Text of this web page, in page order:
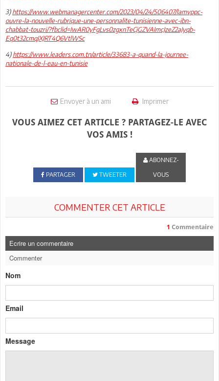
3)https://www.webmanagercenter.com/2023/04/24/506407/lamvppc-
ouvre-la-nouvelle-rubrique-une-personnalite-tunisienne-avec-ibn-
chabbat-touzri/?fbclid=IwAR0yFgLvs0zgxnTeCjGZVAImcJzeZ2aJyqb-
Eq0t32cmqJXJRT4Q6VtlWSc
4)https://www.leaders.com.tn/article/33683-a-quand-la-journee-
nationale-de-l-eau-en-tunisie
Envoyer à un ami Imprimer
VOUS AIMEZ CET ARTICLE ? PARTAGEZ-LE AVEC
VOS AMIS !
PARTAGER TWEETER
ABONNEZ-
VOUS
COMMENTER CET ARTICLE
1 Commentaire
Ecrire un commentaire
Commenter
Nom
Email
Message